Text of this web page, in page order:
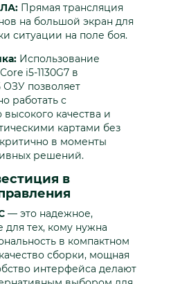
Прямая трансляция
на большой экран для
ситуации на поле боя.
Использование
i5-1130G7 в
ОЗУ позволяет
работать с
качества и
картами без
критично в моменты
решений.
в
— это надежное,
тех, кому нужна
в компактном
сборки, мощная
интерфейса делают